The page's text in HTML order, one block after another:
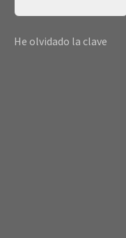
He olvidado la clave